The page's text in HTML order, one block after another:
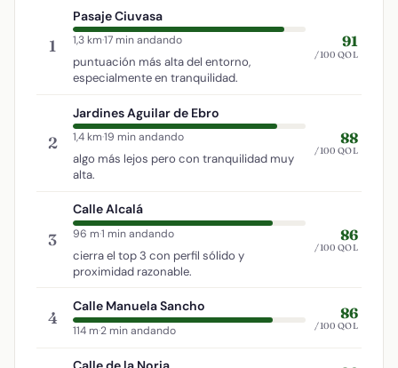
1
Pasaje Ciuvasa
1,3 km·17 min andando
puntuación más alta del entorno,
especialmente en tranquilidad.
91
/100 QOL
2
Jardines Aguilar de Ebro
1,4 km·19 min andando
algo más lejos pero con tranquilidad muy
alta.
88
/100 QOL
3
Calle Alcalá
96 m·1 min andando
cierra el top 3 con perfil sólido y
proximidad razonable.
86
/100 QOL
4
Calle Manuela Sancho
114 m·2 min andando
86
/100 QOL